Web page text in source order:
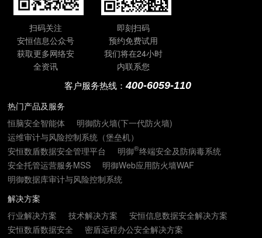
扫码关注
安恒信息公众号
获取更多网络安
全资讯
即刻扫码
预约免费试用
我们将在24小时
内联系您
客户服务热线：400-6059-110
热门产品及服务
恒脑安全智能体
明御防火墙(下一代防火墙)
运维审计与风险控制系统（堡垒机）
安恒数盾数据安全管理平台
明御®终端安全及防病毒系统
安全托管运营服务MSS
明御Web应用防火墙WAF
明御数据库审计与风险控制系统
解决方案
行业解决方案
技术解决方案
安恒信息数据安全解决方案
安恒数盾数据安全
密盾远程办公安全解决方案